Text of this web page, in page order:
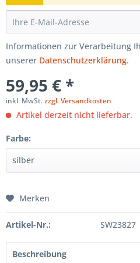
Informationen zur Verarbeitung
unserer Datenschutzerklärung.
59,95 € *
inkl. MwSt.zzgl. Versandkosten
Artikel derzeit nicht lieferbar.
Farbe:
Merken
Artikel-Nr.: SW23827
Beschreibung